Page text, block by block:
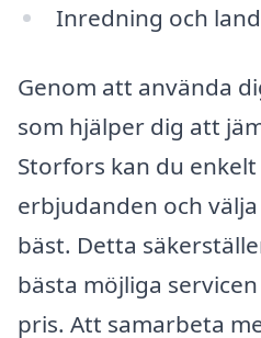
Inredning och
Genom att använda
som hjälper dig att
Storfors kan du
erbjudanden och
bäst. Detta
bästa möjliga
pris. Att samarbeta